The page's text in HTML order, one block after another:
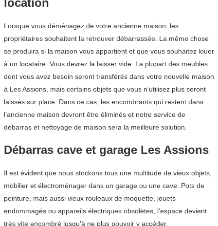
location
Lorsque vous déménagez de votre ancienne maison, les
propriétaires souhaitent la retrouver débarrassée. La même chose
se produira si la maison vous appartient et que vous souhaitez louer
à un locataire. Vous devrez la laisser vide. La plupart des meubles
dont vous avez besoin seront transférés dans votre nouvelle maison
à Les Assions, mais certains objets que vous n’utilisez plus seront
laissés sur place. Dans ce cas, les encombrants qui restent dans
l’ancienne maison devront être éliminés et notre service de
débarras et nettoyage de maison sera la meilleure solution.
Débarras cave et garage Les Assions
Il est évident que nous stockons tous une multitude de vieux objets,
mobilier et électroménager dans un garage ou une cave. Pots de
peinture, mais aussi vieux rouleaux de moquette, jouets
endommagés ou appareils électriques obsolètes, l’espace devient
très vite encombré jusqu’à ne plus pouvoir y accéder.